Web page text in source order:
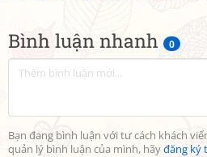
Bình luận nhanh 0
Bạn đang bình luận với tư cách khách
quản lý bình luận của mình, hãyđăng ký